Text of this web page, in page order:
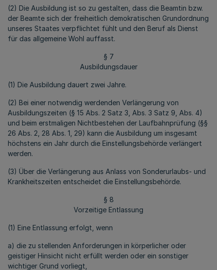
(2) Die Ausbildung ist so zu gestalten, dass die Beamtin bzw.
der Beamte sich der freiheitlich demokratischen Grundordnung
unseres Staates verpflichtet fühlt und den Beruf als Dienst
für das allgemeine Wohl auffasst.
§ 7
Ausbildungsdauer
(1) Die Ausbildung dauert zwei Jahre.
(2) Bei einer notwendig werdenden Verlängerung von
Ausbildungszeiten (§ 15 Abs. 2 Satz 3, Abs. 3 Satz 9, Abs. 4)
und beim erstmaligen Nichtbestehen der Laufbahnprüfung (§§
26 Abs. 2, 28 Abs. 1, 29) kann die Ausbildung um insgesamt
höchstens ein Jahr durch die Einstellungsbehörde verlängert
werden.
(3) Über die Verlängerung aus Anlass von Sonderurlaubs- und
Krankheitszeiten entscheidet die Einstellungsbehörde.
§ 8
Vorzeitige Entlassung
(1) Eine Entlassung erfolgt, wenn
a) die zu stellenden Anforderungen in körperlicher oder
geistiger Hinsicht nicht erfüllt werden oder ein sonstiger
wichtiger Grund vorliegt,